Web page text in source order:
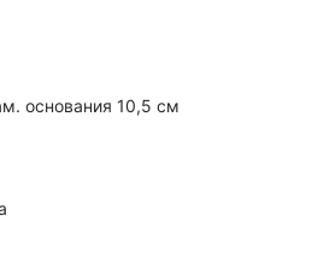
основания 10,5 см